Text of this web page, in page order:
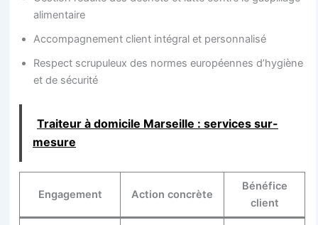
alimentaire
Accompagnement client intégral et personnalisé
Respect scrupuleux des normes européennes d’hygiène
et de sécurité
Traiteur à domicile Marseille : services sur-
mesure
Engagement Action concrète
Bénéfice
client